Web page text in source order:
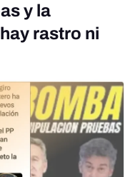
y la
rastro ni